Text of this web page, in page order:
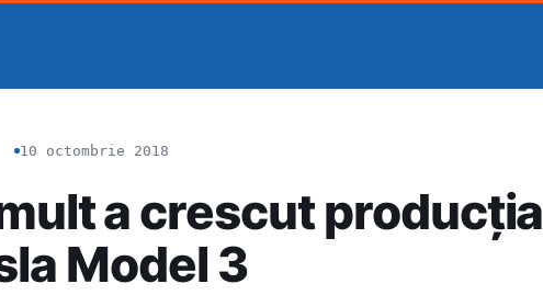
10 octombrie 2018
a crescut producția
Model 3